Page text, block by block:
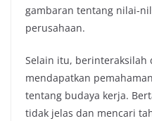
gambaran tentang nilai-
perusahaan.
Selain itu, berinteraksilah
mendapatkan
tentang budaya kerja.
tidak jelas dan mencari